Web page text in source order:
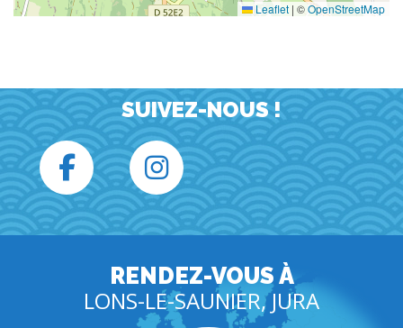
Leaflet | ©OpenStreetMap
SUIVEZ-NOUS !
RENDEZ-VOUS À
LONS-LE-SAUNIER, JURA